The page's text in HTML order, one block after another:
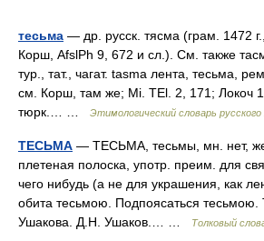
тесьма — др. русск. тясма (грам. 1472
Корш, AfslPh 9, 672 и сл.). См. также
тур., тат., чагат. tasma лента, тесьма,
см. Корш, там же; Мi. ТЕl. 2, 171; Локоч
тюрк.… …
Этимологический словарь
ТЕСЬМА — ТЕСЬМА, тесьмы, мн. нет,
плетеная полоска, употр. преим. для
чего нибудь (а не для украшения, как
обита тесьмою. Подпоясаться тесьмою.
Ушакова. Д.Н. Ушаков.… …
Толковый